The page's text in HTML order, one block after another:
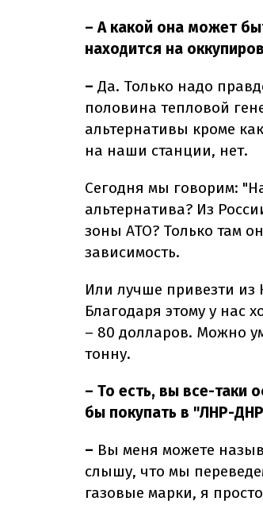
– А какой она может
находится на
– Да. Только надо
половина тепловой
альтернативы кроме
на наши станции, нет.
Сегодня мы говорим:
альтернатива? Из
зоны АТО? Только там
зависимость.
Или лучше привезти из
Благодаря этому у нас
– 80 долларов. Можно
тонну.
– То есть, вы все-таки
бы покупать в "ЛНР-
– Вы меня можете
слышу, что мы
газовые марки, я